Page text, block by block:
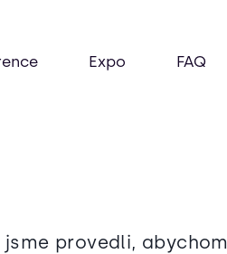
Expo FAQ
provedli, abychom